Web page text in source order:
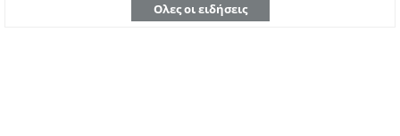
Ολες οι ειδήσεις